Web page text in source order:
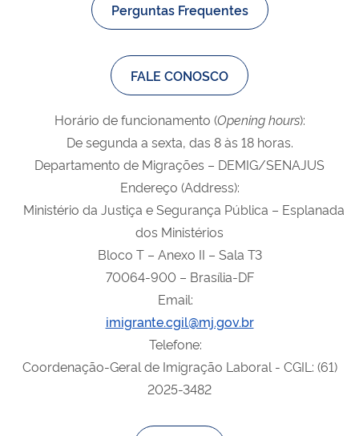
Perguntas Frequentes
FALE CONOSCO
Horário de funcionamento (Opening hours):
De segunda a sexta, das 8 às 18 horas.
Departamento de Migrações – DEMIG/SENAJUS
Endereço (Address):
Ministério da Justiça e Segurança Pública – Esplanada
dos Ministérios
Bloco T – Anexo II – Sala T3
70064-900 – Brasília-DF
Email:
imigrante.cgil@mj.gov.br
Telefone:
Coordenação-Geral de Imigração Laboral - CGIL: (61)
2025-3482